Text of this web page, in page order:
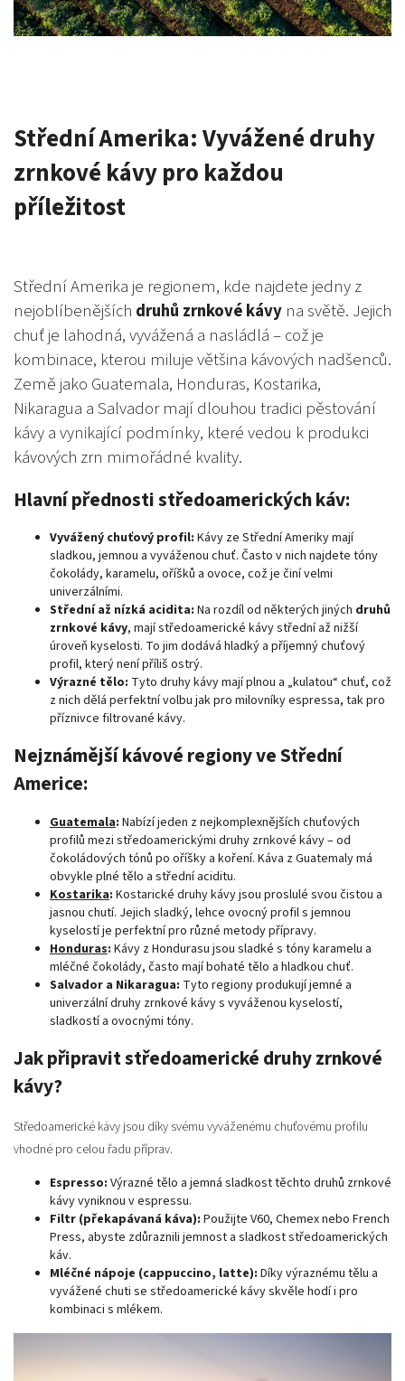
Střední Amerika: Vyvážené druhy
zrnkové kávy pro každou
příležitost
Střední Amerika je regionem, kde najdete jedny z
nejoblíbenějších druhů zrnkové kávy na světě. Jejich
chuť je lahodná, vyvážená a nasládlá – což je
kombinace, kterou miluje většina kávových nadšenců.
Země jako Guatemala, Honduras, Kostarika,
Nikaragua a Salvador mají dlouhou tradici pěstování
kávy a vynikající podmínky, které vedou k produkci
kávových zrn mimořádné kvality.
Hlavní přednosti středoamerických káv:
Vyvážený chuťový profil: Kávy ze Střední Ameriky mají
sladkou, jemnou a vyváženou chuť. Často v nich najdete tóny
čokolády, karamelu, oříšků a ovoce, což je činí velmi
univerzálními.
Střední až nízká acidita: Na rozdíl od některých jiných druhů
zrnkové kávy, mají středoamerické kávy střední až nižší
úroveň kyselosti. To jim dodává hladký a příjemný chuťový
profil, který není příliš ostrý.
Výrazné tělo: Tyto druhy kávy mají plnou a „kulatou“ chuť, což
z nich dělá perfektní volbu jak pro milovníky espressa, tak pro
příznivce filtrované kávy.
Nejznámější kávové regiony ve Střední
Americe:
Guatemala: Nabízí jeden z nejkomplexnějších chuťových
profilů mezi středoamerickými druhy zrnkové kávy – od
čokoládových tónů po oříšky a koření. Káva z Guatemaly má
obvykle plné tělo a střední aciditu.
Kostarika: Kostarické druhy kávy jsou proslulé svou čistou a
jasnou chutí. Jejich sladký, lehce ovocný profil s jemnou
kyselostí je perfektní pro různé metody přípravy.
Honduras: Kávy z Hondurasu jsou sladké s tóny karamelu a
mléčné čokolády, často mají bohaté tělo a hladkou chuť.
Salvador a Nikaragua: Tyto regiony produkují jemné a
univerzální druhy zrnkové kávy s vyváženou kyselostí,
sladkostí a ovocnými tóny.
Jak připravit středoamerické druhy zrnkové
kávy?
Středoamerické kávy jsou díky svému vyváženému chuťovému profilu
vhodné pro celou řadu příprav.
Espresso: Výrazné tělo a jemná sladkost těchto druhů zrnkové
kávy vyniknou v espressu.
Filtr (překapávaná káva): Použijte V60, Chemex nebo French
Press, abyste zdůraznili jemnost a sladkost středoamerických
káv.
Mléčné nápoje (cappuccino, latte): Díky výraznému tělu a
vyvážené chuti se středoamerické kávy skvěle hodí i pro
kombinaci s mlékem.